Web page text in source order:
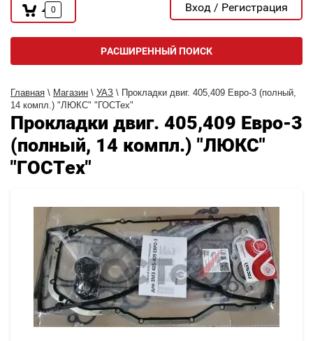
0 Вход / Регистрация
РАСШИРЕННЫЙ ПОИСК
Главная \ Магазин \ УАЗ \ Прокладки двиг. 405,409 Евро-3 (полный,
14 компл.) "ЛЮКС" "ГОСТех"
Прокладки двиг. 405,409 Евро-3
(полный, 14 компл.) "ЛЮКС"
"ГОСТех"